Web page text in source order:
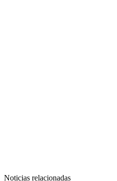
Noticias relacionadas